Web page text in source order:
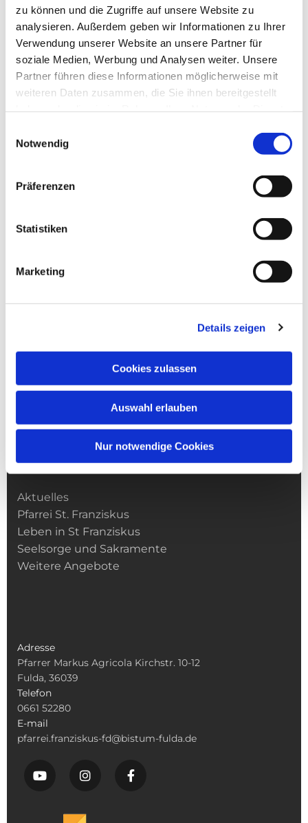
zu können und die Zugriffe auf unsere Website zu
analysieren. Außerdem geben wir Informationen zu Ihrer
Verwendung unserer Website an unsere Partner für
soziale Medien, Werbung und Analysen weiter. Unsere
Partner führen diese Informationen möglicherweise mit
weiteren Daten zusammen, die Sie ihnen bereitgestellt
Notwendig
Präferenzen
Statistiken
Marketing
Details zeigen
Cookies zulassen
Auswahl erlauben
Nur notwendige Cookies
Dies könnte Sie auch
interessieren
Kirchengemeinde­­ St. Franziskus
Aktuelles
Pfarrei St. Franziskus
Leben in St Franziskus
Seelsorge und Sakramente
Weitere Angebote
Adresse
Pfarrer Markus Agricola Kirchstr. 10-12
Fulda, 36039
Telefon
0661 52280
E-mail
pfarrei.franziskus-fd@bistum-fulda.de